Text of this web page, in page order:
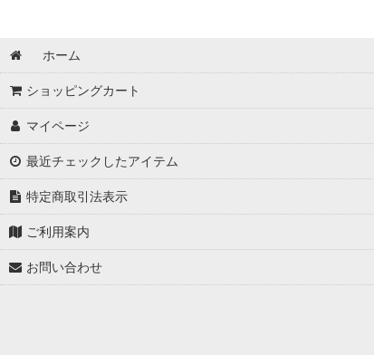
ホーム
ショッピングカート
マイページ
最近チェックしたアイテム
特定商取引法表示
ご利用案内
お問い合わせ